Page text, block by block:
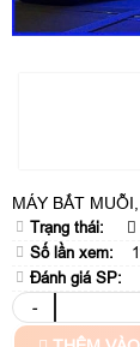
MÁY BẮT
Trạng thái:
Số lần xem:
Đánh giá SP:
-